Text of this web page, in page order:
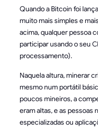
Quando a Bitcoin foi
muito mais simples e
acima, qualquer pessoa
participar usando o seu
processamento).
Naquela altura, minerar
mesmo num portátil
poucos mineiros, a
eram altas, e as pessoas
especializadas ou